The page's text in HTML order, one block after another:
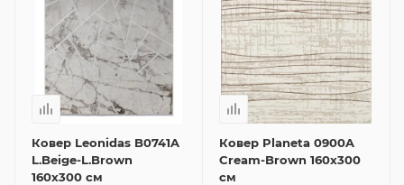
Ковер Leonidas B0741A
L.Beige-L.Brown
160x300 см
Ковер Planeta 0900A
Cream-Brown 160x300
см